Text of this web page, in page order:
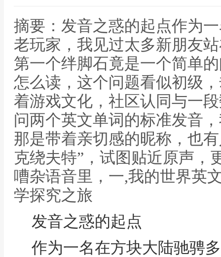
摘要：发音之惑的起点作为
老玩家，我见过太多新朋友
第一个绊脚石竟是一个简单
怎么读，这个问题看似初级
着游戏文化，社区认同与一
问两个英文单词的标准发音
那是带着亲切感的昵称，也
克绕夫特”，试图贴近原声，
嘈杂语音里，一,我的世界英
学探究之旅
发音之惑的起点
作为一名在方块大陆驰骋